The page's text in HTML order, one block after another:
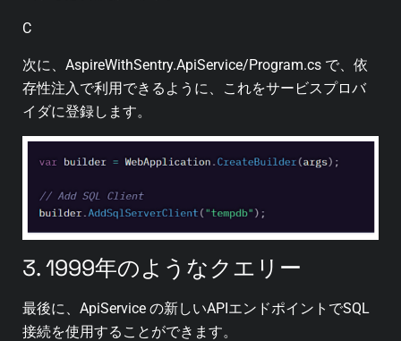
C
次に、AspireWithSentry.ApiService/Program.cs で、依
存性注入で利用できるように、これをサービスプロバ
イダに登録します。
3. 1999年のようなクエリー
最後に、ApiService の新しいAPIエンドポイントでSQL
接続を使用することができます。